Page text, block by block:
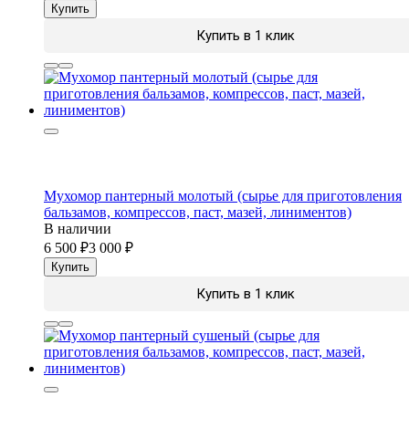
Купить
Купить в 1 клик
Мухомор пантерный молотый (сырье для приготовления
бальзамов, компрессов, паст, мазей, линиментов)
В наличии
6 500
3 000
Купить
Купить в 1 клик